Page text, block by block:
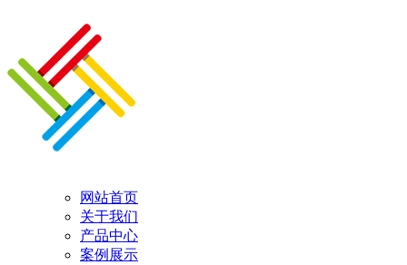
网站首页
关于我们
产品中心
案例展示